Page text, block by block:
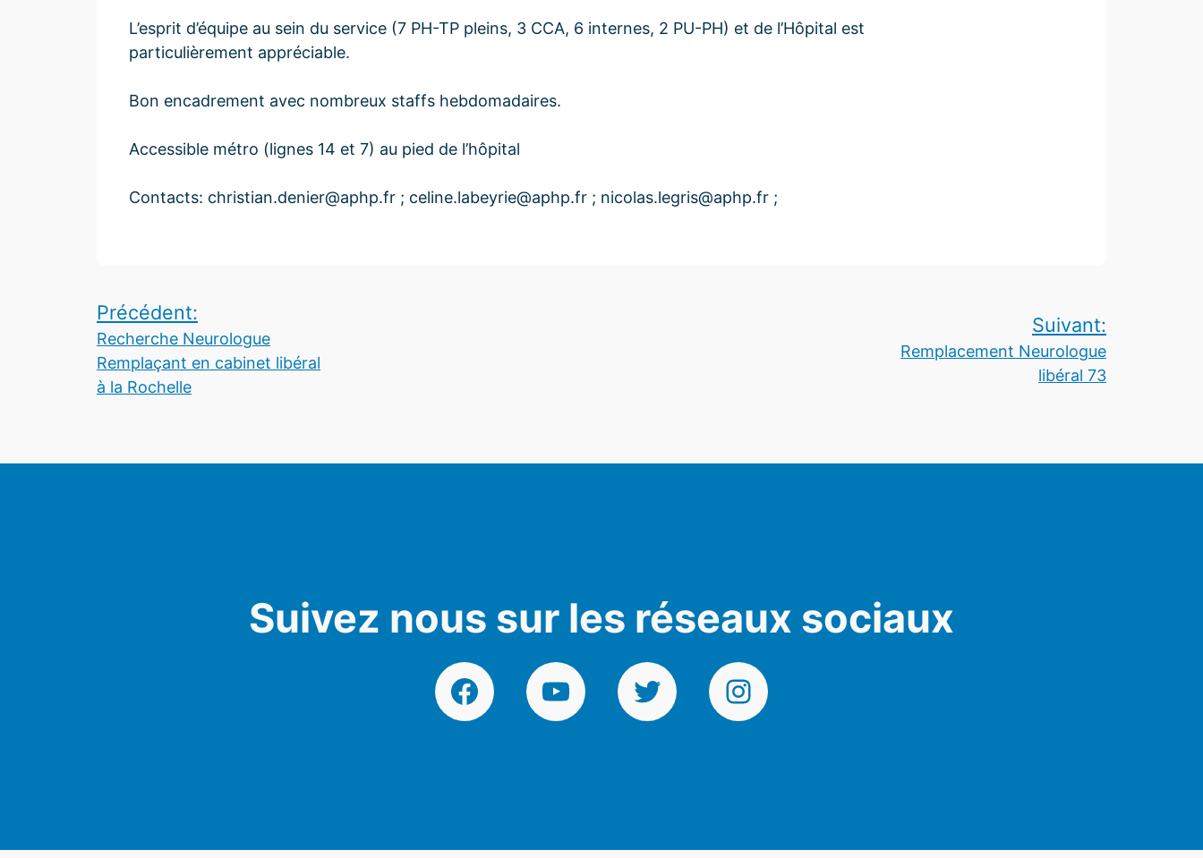
L’esprit d’équipe au sein du service (7 PH-TP pleins, 3 CCA, 6 internes, 2 PU-PH) et de l’Hôpital est
particulièrement appréciable.
Bon encadrement avec nombreux staffs hebdomadaires.
Accessible métro (lignes 14 et 7) au pied de l’hôpital
Contacts: christian.denier@aphp.fr ; celine.labeyrie@aphp.fr ; nicolas.legris@aphp.fr ;
Navigation
de
l’article
Précédent:
Recherche Neurologue
Remplaçant en cabinet libéral
à la Rochelle
Suivant:
Remplacement Neurologue
libéral 73
Suivez nous sur les réseaux sociaux
FacebookYouTube Twitter Instagram